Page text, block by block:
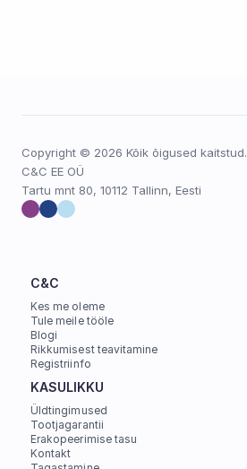
C&C
Kes me oleme
Tule meile tööle
Blogi
Rikkumisest teavitamine
Registriinfo
KASULIKKU
Üldtingimused
Tootjagarantii
Erakopeerimise tasu
Kontakt
Copyright © 2026 Kõik õigused kaitstud.
C&C EE OÜ
Tartu mnt 80, 10112 Tallinn, Eesti